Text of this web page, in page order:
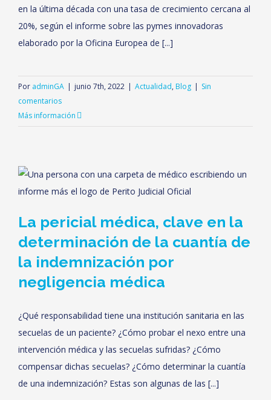
en la última década con una tasa de crecimiento cercana al
20%, según el informe sobre las pymes innovadoras
elaborado por la Oficina Europea de [...]
Por adminGA | junio 7th, 2022 | Actualidad, Blog | Sin
comentarios
Más información
La pericial médica, clave en la
determinación de la cuantía de
la indemnización por
negligencia médica
¿Qué responsabilidad tiene una institución sanitaria en las
secuelas de un paciente? ¿Cómo probar el nexo entre una
intervención médica y las secuelas sufridas? ¿Cómo
compensar dichas secuelas? ¿Cómo determinar la cuantía
de una indemnización? Estas son algunas de las [...]